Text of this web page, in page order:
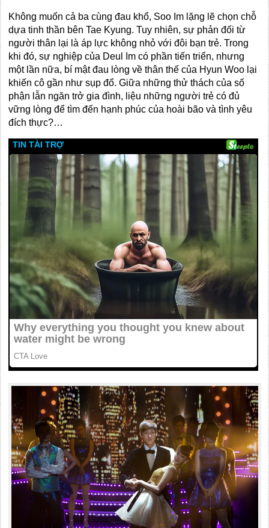
Không muốn cả ba cùng đau khổ, Soo Im lặng lẽ chọn chỗ
dựa tinh thần bên Tae Kyung. Tuy nhiên, sự phản đối từ
người thân lại là áp lực không nhỏ với đôi bạn trẻ. Trong
khi đó, sự nghiệp của Deul Im có phần tiến triển, nhưng
một lần nữa, bí mật đau lòng về thân thế của Hyun Woo lại
khiến cô gần như sụp đổ. Giữa những thử thách của số
phận lẫn ngăn trở gia đình, liệu những người trẻ có đủ
vững lòng để tìm đến hạnh phúc của hoài bão và tình yêu
đích thực?…